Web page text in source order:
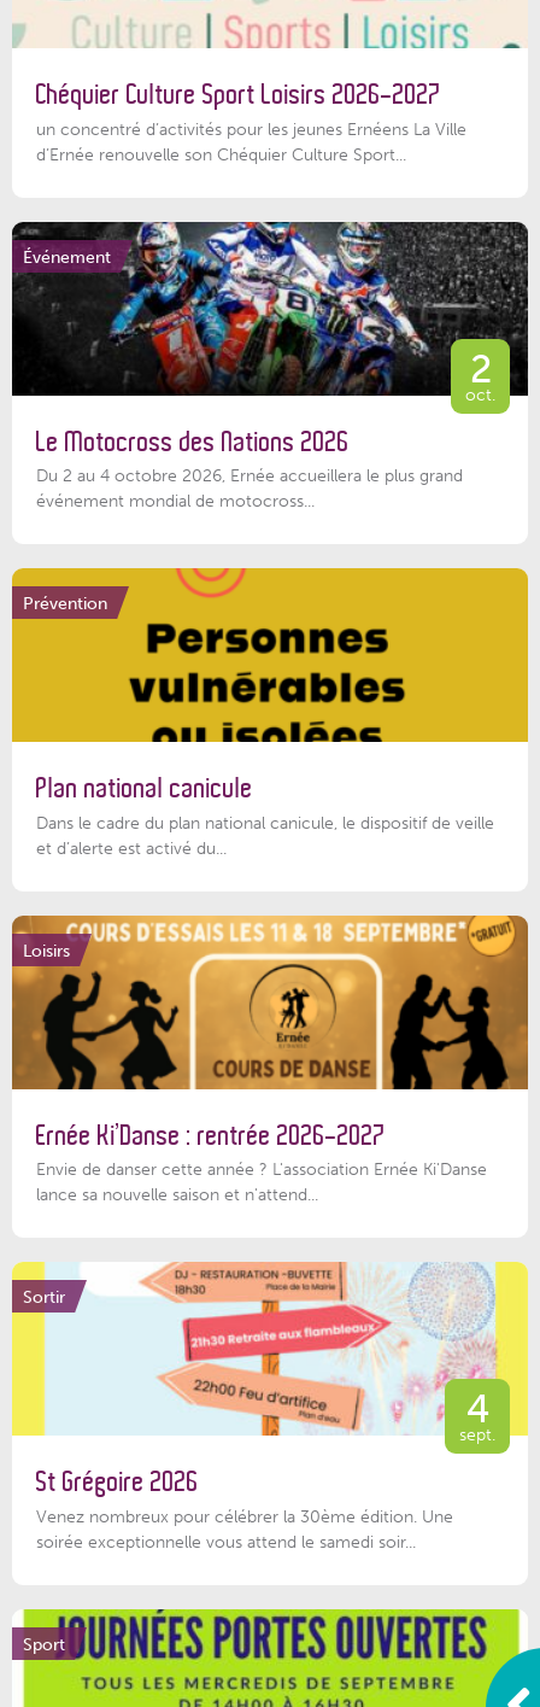
Chéquier Culture Sport Loisirs 2026-2027
un concentré d’activités pour les jeunes Ernéens La Ville
d’Ernée renouvelle son Chéquier Culture Sport...
Événement
2
oct.
Le Motocross des Nations 2026
Du 2 au 4 octobre 2026, Ernée accueillera le plus grand
événement mondial de motocross...
Prévention
Plan national canicule
Dans le cadre du plan national canicule, le dispositif de veille
et d’alerte est activé du...
Loisirs
Ernée Ki’Danse : rentrée 2026-2027
Envie de danser cette année ? L'association Ernée Ki'Danse
lance sa nouvelle saison et n'attend...
Sortir
4
sept.
St Grégoire 2026
Venez nombreux pour célébrer la 30ème édition. Une
soirée exceptionnelle vous attend le samedi soir...
Sport